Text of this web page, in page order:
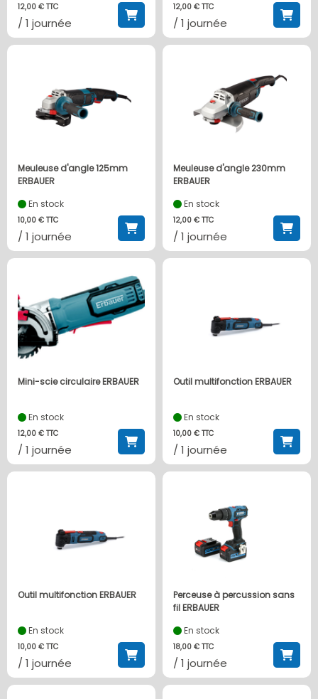
12,00 € TTC
/ 1 journée
12,00 € TTC
/ 1 journée
Meuleuse d'angle 125mm
ERBAUER
En stock
10,00 € TTC
/ 1 journée
Meuleuse d'angle 230mm
ERBAUER
En stock
12,00 € TTC
/ 1 journée
Mini-scie circulaire ERBAUER
En stock
12,00 € TTC
/ 1 journée
Outil multifonction ERBAUER
En stock
10,00 € TTC
/ 1 journée
Outil multifonction ERBAUER
En stock
10,00 € TTC
/ 1 journée
Perceuse à percussion sans
fil ERBAUER
En stock
18,00 € TTC
/ 1 journée